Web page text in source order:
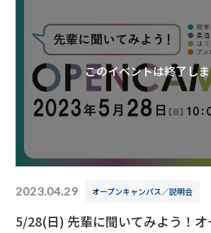
このイベントは終了し
2023.04.29 オープンキャンパス／説明会
5/28(日) 先輩に聞いてみよう！